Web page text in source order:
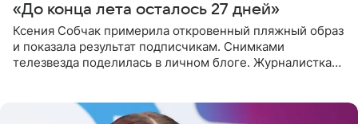
«До конца лета осталось 27 дней»
Ксения Собчак примерила откровенный пляжный образ
и показала результат подписчикам. Снимками
телезвезда поделилась в личном блоге. Журналистка